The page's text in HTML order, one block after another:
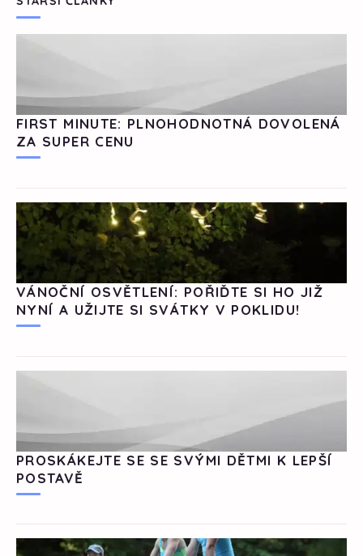
FIRST MINUTE: PLNOHODNOTNÁ DOVOLENÁ
ZA SUPER CENU
VÁNOČNÍ OSVĚTLENÍ: POŘIĎTE SI HO JIŽ
NYNÍ A UŽIJTE SI SVÁTKY V POKLIDU!
PROSKÁKEJTE SE SE SVÝMI DĚTMI K LEPŠÍ
POSTAVĚ